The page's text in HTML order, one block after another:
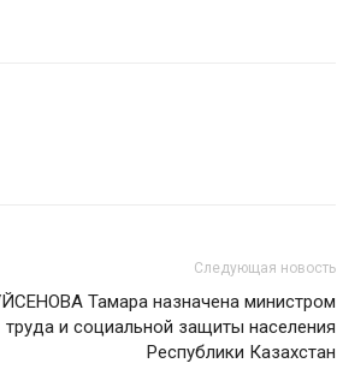
Следующая новость
Тамара назначена министром
труда и социальной защиты населения
Республики Казахстан